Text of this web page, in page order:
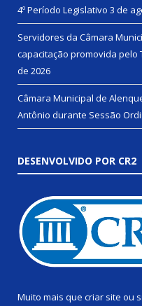
4º Período Legislativo 3 de
Servidores da Câmara
capacitação promovida pelo
de 2026
Câmara Municipal de
Antônio durante Sessão
DESENVOLVIDO POR CR2
Muito mais que criar site ou